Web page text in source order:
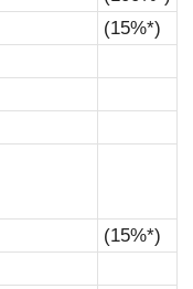
(15%*)
(15%*)